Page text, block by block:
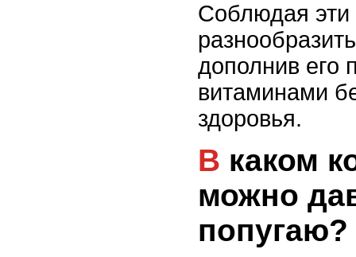
Соблюдая
дополнив его
витаминами
здоровья.
В каком количестве
можно
попугаю?